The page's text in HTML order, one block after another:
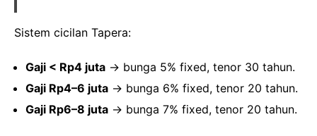
Sistem cicilan Tapera:
Gaji < Rp4 juta → bunga 5% fixed, tenor 30 tahun.
Gaji Rp4–6 juta → bunga 6% fixed, tenor 20 tahun.
Gaji Rp6–8 juta → bunga 7% fixed, tenor 20 tahun.